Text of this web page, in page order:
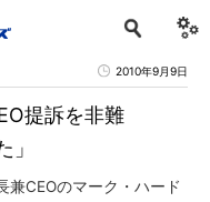
2010年9月9日
提訴を非難
兼CEOのマーク・ハード